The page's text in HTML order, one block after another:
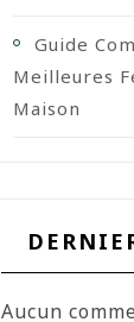
Guide
Meilleures
Maison
Aucun